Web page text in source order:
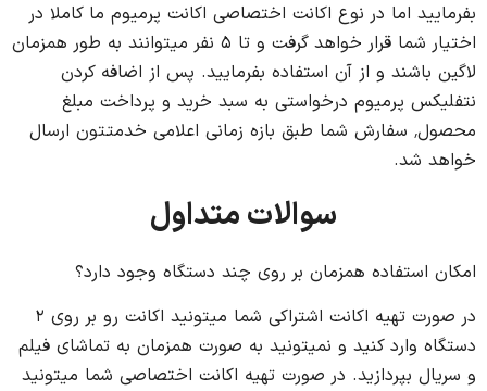
بفرمایید اما در نوع اکانت اختصاصی اکانت پرمیوم ما کاملا در
اختیار شما قرار خواهد گرفت و تا ۵ نفر میتوانند به طور همزمان
لاگین باشند و از آن استفاده بفرمایید. پس از اضافه کردن
نتفلیکس پرمیوم درخواستی به سبد خرید و پرداخت مبلغ
محصول٬ سفارش شما طبق بازه زمانی اعلامی خدمتتون ارسال
خواهد شد.
سوالات متداول
امکان استفاده همزمان بر روی چند دستگاه وجود دارد؟
در صورت تهیه اکانت اشتراکی شما میتونید اکانت رو بر روی ۲
دستگاه وارد کنید و نمیتونید به صورت همزمان به تماشای فیلم
و سریال بپردازید. در صورت تهیه اکانت اختصاصی شما میتونید